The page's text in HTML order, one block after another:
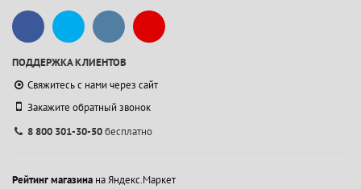
ПОДДЕРЖКА КЛИЕНТОВ
Свяжитесь с нами через сайт
Закажите обратный звонок
8 800 301-30-50бесплатно
Рейтинг магазина на Яндекс.Маркет